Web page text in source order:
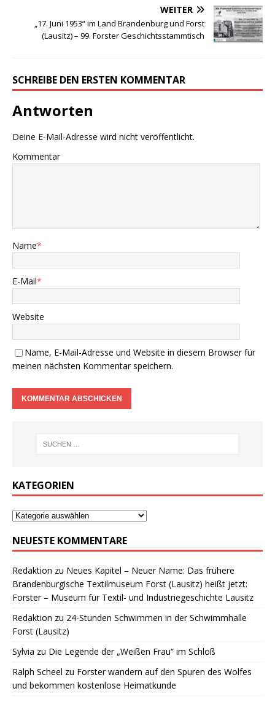
WEITER
„17. Juni 1953“ im Land Brandenburg und Forst
(Lausitz) – 99. Forster Geschichtsstammtisch
SCHREIBE DEN ERSTEN KOMMENTAR
Antworten
Deine E-Mail-Adresse wird nicht veröffentlicht.
Kommentar
Name*
E-Mail*
Website
Name, E-Mail-Adresse und Website in diesem Browser für
meinen nächsten Kommentar speichern.
KATEGORIEN
NEUESTE KOMMENTARE
Redaktion zu Neues Kapitel – Neuer Name: Das frühere
Brandenburgische Textilmuseum Forst (Lausitz) heißt jetzt:
Forster – Museum für Textil- und Industriegeschichte Lausitz
Redaktion zu 24-Stunden Schwimmen in der Schwimmhalle
Forst (Lausitz)
Sylvia zu Die Legende der „Weißen Frau“ im Schloß
Ralph Scheel zu Forster wandern auf den Spuren des Wolfes
und bekommen kostenlose Heimatkunde